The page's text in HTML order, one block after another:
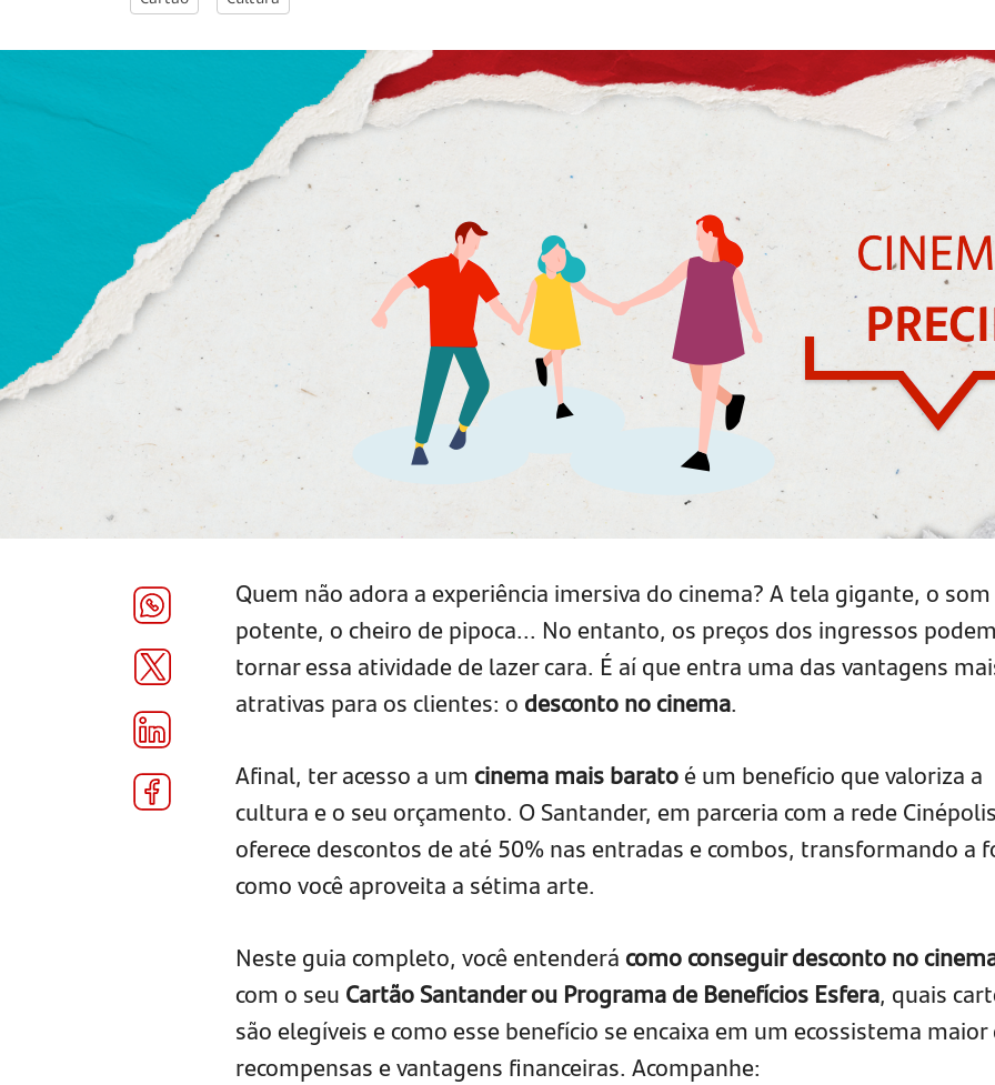
Quem não adora a experiência imersiva do cinema? A tela gigante, o som
potente, o cheiro de pipoca... No entanto, os preços dos ingressos podem
tornar essa atividade de lazer cara. É aí que entra uma das vantagens
atrativas para os clientes: o desconto no cinema.
Afinal, ter acesso a um cinema mais baratoé um benefício que valoriza a
cultura e o seu orçamento. O Santander, em parceria com a rede
oferece descontos de até 50% nas entradas e combos, transformando a
como você aproveita a sétima arte.
Neste guia completo, você entenderá como conseguir desconto no
com o seu Cartão Santander ou Programa de Benefícios Esfera, quais
são elegíveis e como esse benefício se encaixa em um ecossistema maior
recompensas e vantagens financeiras. Acompanhe: